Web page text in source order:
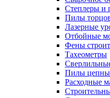
Степлеры и
Пилы
Лазерные
Отбойные
Фены
Тахеометры
Пилы
Расходные